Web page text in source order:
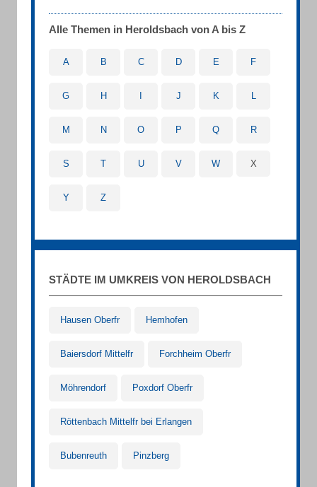
Alle Themen in Heroldsbach von A bis Z
A B C D E F
G H J K L
M N O P Q R
S T U V W X
Y Z
STÄDTE IM UMKREIS VON HEROLDSBACH
Hausen Oberfr Hemhofen
Baiersdorf Mittelfr Forchheim Oberfr
Möhrendorf Poxdorf Oberfr
Röttenbach Mittelfr bei Erlangen
Bubenreuth Pinzberg